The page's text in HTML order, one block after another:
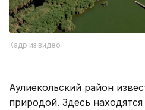
Кадр из видео
Аулиекольский район
природой. Здесь